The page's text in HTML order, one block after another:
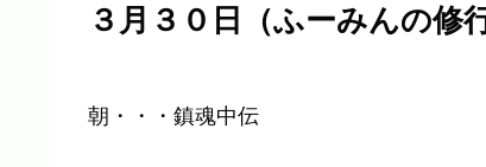
３月３０日（ふーみんの修
朝・・・鎮魂中伝